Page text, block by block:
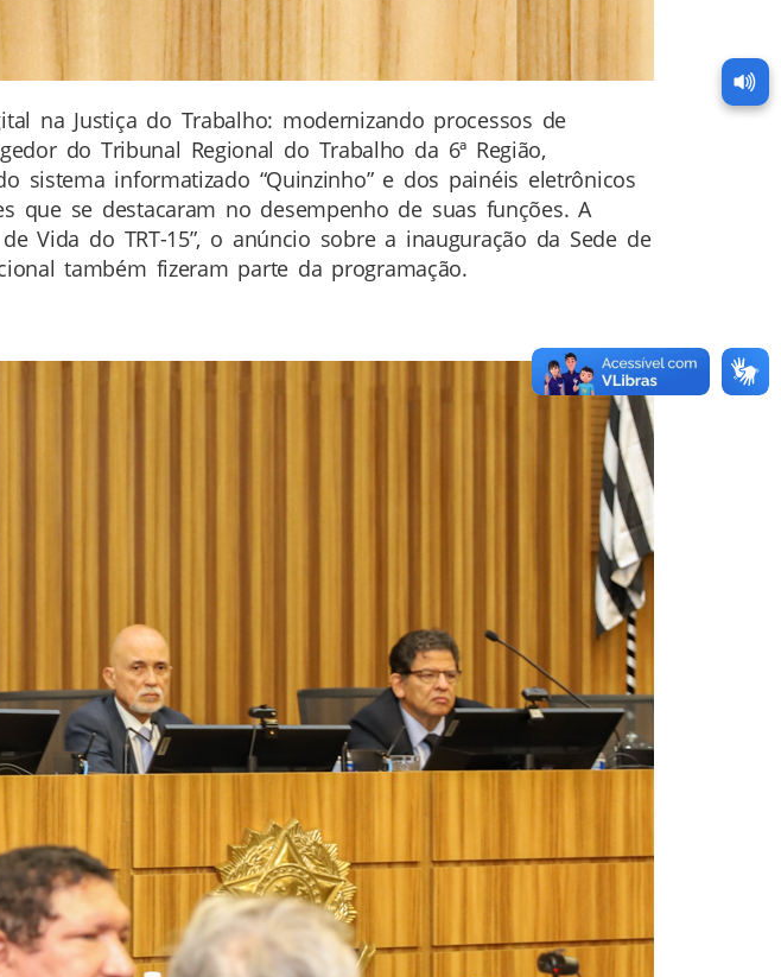
na Justiça do Trabalho: modernizando processos de
do Tribunal Regional do Trabalho da 6ª Região,
sistema informatizado “Quinzinho” e dos painéis eletrônicos
que se destacaram no desempenho de suas funções. A
Vida do TRT-15”, o anúncio sobre a inauguração da Sede de
também fizeram parte da programação.